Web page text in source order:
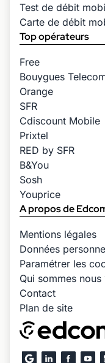
Test de débit
Carte de débit
Top opérateurs
Free
Bouygues
Orange
SFR
Cdiscount Mobile
Prixtel
RED by SFR
B&You
Sosh
Youprice
A propos de
Mentions légales
Données
Paramétrer les
Qui sommes nous
Contact
Plan de site